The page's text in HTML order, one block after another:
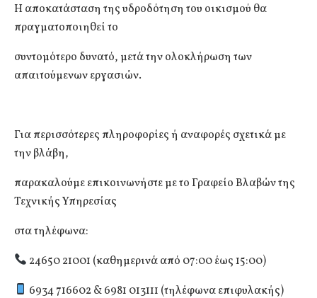
Η αποκατάσταση της υδροδότηση του οικισμού θα
πραγματοποιηθεί το
συντομότερο δυνατό, μετά την ολοκλήρωση των
απαιτούμενων εργασιών.
Για περισσότερες πληροφορίες ή αναφορές σχετικά με
την βλάβη,
παρακαλούμε επικοινωνήστε με το Γραφείο Βλαβών της
Τεχνικής Υπηρεσίας
στα τηλέφωνα:
24650 21001 (καθημερινά από 07:00 έως 15:00)
6934 716602 & 6981 013111 (τηλέφωνα επιφυλακής)